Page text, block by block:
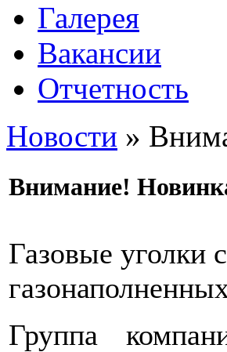
Галерея
Вакансии
Отчетность
Новости »
Внимание!
Газовые уголки
Группа